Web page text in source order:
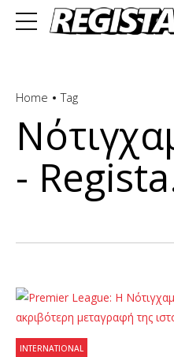
Home Tag
-
INTERNATIONAL